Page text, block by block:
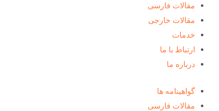
مقالات فارسی
مقالات خارجی
خدمات
ارتباط با ما
درباره ما
گواهینامه ها
مقالات فارسی